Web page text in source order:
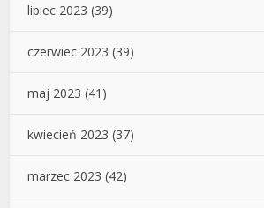
lipiec 2023 (39)
czerwiec 2023 (39)
maj 2023 (41)
kwiecień 2023 (37)
marzec 2023 (42)